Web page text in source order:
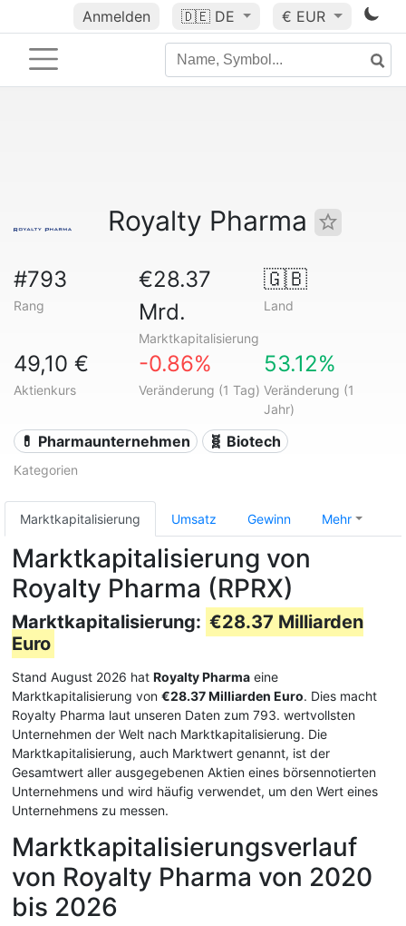
Anmelden 🇩🇪 DE € EUR
Royalty Pharma
#793
Rang
€28.37
Mrd.
Marktkapitalisierung
🇬🇧
Land
49,10 €
Aktienkurs
-0.86%
Veränderung (1 Tag)
53.12%
Veränderung (1
Jahr)
💊 Pharmaunternehmen 🧬 Biotech
Kategorien
Marktkapitalisierung Umsatz Gewinn Mehr
Marktkapitalisierung von
Royalty Pharma (RPRX)
Marktkapitalisierung: €28.37 Milliarden
Euro
Stand August 2026 hat Royalty Pharma eine
Marktkapitalisierung von €28.37 Milliarden Euro. Dies macht
Royalty Pharma laut unseren Daten zum 793. wertvollsten
Unternehmen der Welt nach Marktkapitalisierung. Die
Marktkapitalisierung, auch Marktwert genannt, ist der
Gesamtwert aller ausgegebenen Aktien eines börsennotierten
Unternehmens und wird häufig verwendet, um den Wert eines
Unternehmens zu messen.
Marktkapitalisierungsverlauf
von Royalty Pharma von 2020
bis 2026